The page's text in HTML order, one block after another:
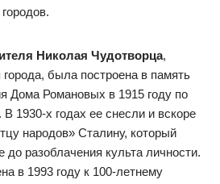
Николая Чудотворца,
города, была построена в память
Дома Романовых в 1915 году по
1930-х годах ее снесли и вскоре
народов» Сталину, который
до разоблачения культа личности.
в 1993 году к 100-летнему